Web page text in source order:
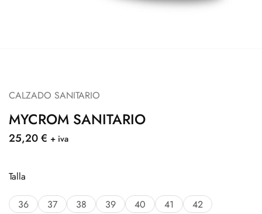
CALZADO SANITARIO
MYCROM SANITARIO
25,20€ + iva
Talla
36 37 38 39 40 41 42